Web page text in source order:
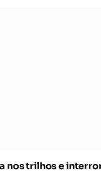
nos trilhos e